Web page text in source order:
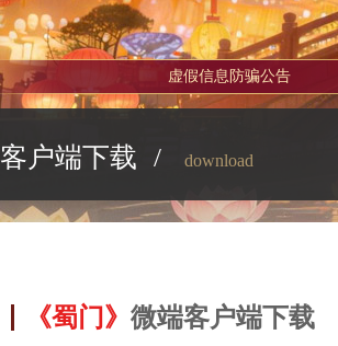
虚假信息防骗公告
客户端下载 / download
《蜀门》 微端客户端下载